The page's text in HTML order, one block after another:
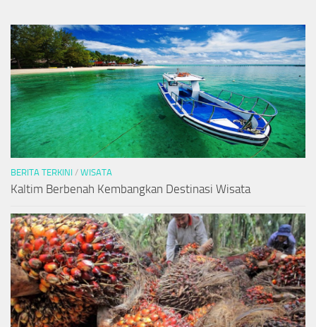
BERITA TERKINI / WISATA
Kaltim Berbenah Kembangkan Destinasi Wisata